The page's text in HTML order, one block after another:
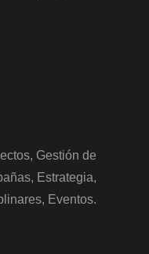
Gestión de
Estrategia,
Eventos.